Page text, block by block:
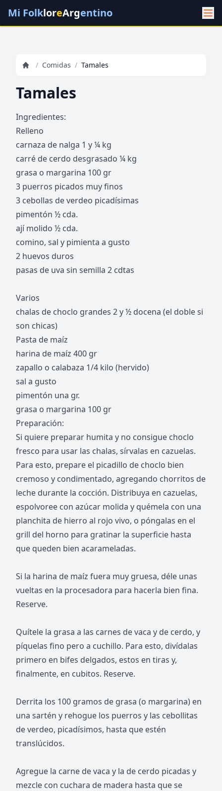
Mi FolkloreArgentino
/ Comidas / Tamales
Tamales
Ingredientes:
Relleno
carnaza de nalga 1 y ¼ kg
carré de cerdo desgrasado ¼ kg
grasa o margarina 100 gr
3 puerros picados muy finos
3 cebollas de verdeo picadísimas
pimentón ½ cda.
ají molido ½ cda.
comino, sal y pimienta a gusto
2 huevos duros
pasas de uva sin semilla 2 cdtas
Varios
chalas de choclo grandes 2 y ½ docena (el doble si
son chicas)
Pasta de maíz
harina de maíz 400 gr
zapallo o calabaza 1/4 kilo (hervido)
sal a gusto
pimentón una gr.
grasa o margarina 100 gr
Preparación:
Si quiere preparar humita y no consigue choclo
fresco para usar las chalas, sírvalas en cazuelas.
Para esto, prepare el picadillo de choclo bien
cremoso y condimentado, agregando chorritos de
leche durante la cocción. Distribuya en cazuelas,
espolvoree con azúcar molida y quémela con una
planchita de hierro al rojo vivo, o póngalas en el
grill del horno para gratinar la superficie hasta
que queden bien acarameladas.
Si la harina de maíz fuera muy gruesa, déle unas
vueltas en la procesadora para hacerla bien fina.
Reserve.
Quítele la grasa a las carnes de vaca y de cerdo, y
píquelas fino pero a cuchillo. Para esto, divídalas
primero en bifes delgados, estos en tiras y,
finalmente, en cubitos. Reserve.
Derrita los 100 gramos de grasa (o margarina) en
una sartén y rehogue los puerros y las cebollitas
de verdeo, picadísimos, hasta que estén
translúcidos.
Agregue la carne de vaca y la de cerdo picadas y
mezcle con cuchara de madera hasta que se